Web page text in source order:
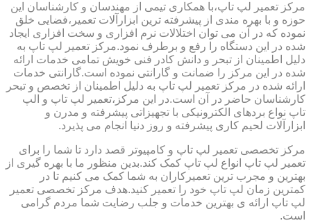
مرکز تعمیر لپ تاپ،با همکاری تیمی از مهندسان و کارشناسان این
حوزه و با بهره مندی از پیشرفته ترین ابزارآلات تعمیر،فضایی خلق
نموده که در آن می توان اختلالات نرم افزاری و سخت افزاری ایجاد
شده در این دستگاه را رفع و برطرف نمود.مرکز تعمیر لپ تاپ به
دلیل اطمینان از تبحر و دانش کادر فنی خویش تمامی خدمات ارائه
شده در این مرکز را ضمانت و گارانتی نموده است.گارانتی خدمات
ارائه شده در مرکز تعمیر لپ تاپ به دلیل اطمینان از تخصص و تبحر
کارشناسان حاضر در آن است.در این مرکز،تعمیر لپ تاپ و الپ
تاپ نواع بردهای الکترونیکی با تجهیزاتی پیشرفته و مدرن و
ابزارآلات لحیم کاری پیشرفته و روز دنیا انجام می پذیرد.
مرکز تخصصی تعمیر لپ تاپ و کامپیوتر قصد دارد تا شما را برای
تعمیر لپ تاپ انواع لپ تاپ کمک کند.بدین منظور ما با بهره گیری از
بهترین و مجرب ترین تعمیرکاران به شما کمک می کنیم تا در
کمترین زمان لپ تاپ خود را تعمیر کنید.هدف مرکز تخصصی تعمیر
لپ تاپ ارائه ی بهترین خدمات و جلب رضایت شما مردم گرامی
است.